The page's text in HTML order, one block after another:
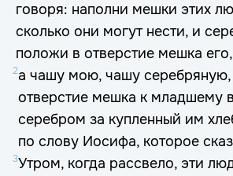
говоря: наполни мешки этих
сколько они могут нести, и
положи в отверстие мешка его,
2а чашу мою, чашу
отверстие мешка к младшему
серебром за купленный им
по слову Иосифа, которое
3Утром, когда рассвело, эти